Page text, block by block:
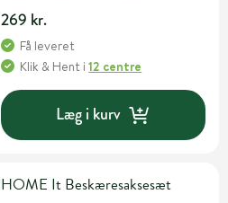
269 kr.
Få leveret
Klik & Hent i12 centre
Læg i kurv
HOME It Beskæresaksesæt